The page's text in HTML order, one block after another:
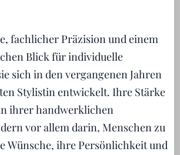
fachlicher Präzision und einem
Blick für individuelle
sich in den vergangenen Jahren
Stylistin entwickelt. Ihre Stärke
ihrer handwerklichen
vor allem darin, Menschen zu
Wünsche, ihre Persönlichkeit und